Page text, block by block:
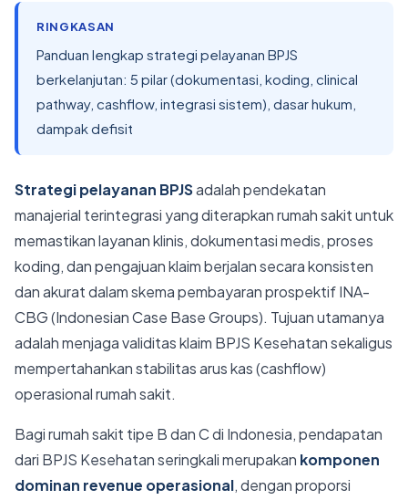
RINGKASAN
Panduan lengkap strategi pelayanan BPJS
berkelanjutan: 5 pilar (dokumentasi, koding, clinical
pathway, cashflow, integrasi sistem), dasar hukum,
dampak defisit
Strategi pelayanan BPJSadalah pendekatan
manajerial terintegrasi yang diterapkan rumah sakit untuk
memastikan layanan klinis, dokumentasi medis, proses
koding, dan pengajuan klaim berjalan secara konsisten
dan akurat dalam skema pembayaran prospektif INA-
CBG (Indonesian Case Base Groups). Tujuan utamanya
adalah menjaga validitas klaim BPJS Kesehatan sekaligus
mempertahankan stabilitas arus kas (cashflow)
operasional rumah sakit.
Bagi rumah sakit tipe B dan C di Indonesia, pendapatan
dari BPJS Kesehatan seringkali merupakan komponen
dominan revenue operasional, dengan proporsi